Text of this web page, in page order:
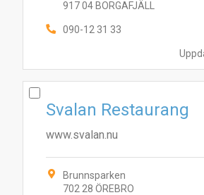
917 04 BORGAFJÄLL
090-12 31 33
Svalan Restaurang
www.svalan.nu
Brunnsparken
702 28 ÖREBRO